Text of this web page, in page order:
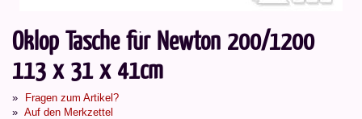
Oklop Tasche für Newton 200/1200
113 x 31 x 41cm
Fragen zum Artikel?
Auf den Merkzettel